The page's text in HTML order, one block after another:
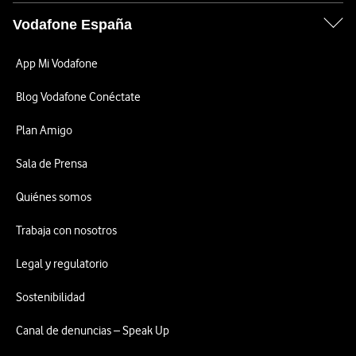
Vodafone España
App Mi Vodafone
Blog Vodafone Conéctate
Plan Amigo
Sala de Prensa
Quiénes somos
Trabaja con nosotros
Legal y regulatorio
Sostenibilidad
Canal de denuncias – Speak Up